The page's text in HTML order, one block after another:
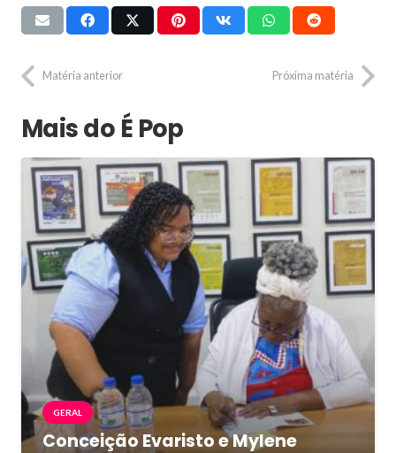
Matéria anterior Próxima matéria
Mais do É Pop
GERAL
Conceição Evaristo e Mylene